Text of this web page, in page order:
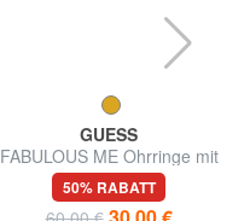
GUESS
FABULOUS ME Ohrringe mit
Guess-Gravur
50% RABATT